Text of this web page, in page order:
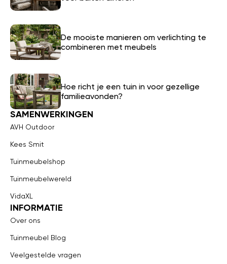
De mooiste manieren om verlichting te
combineren met meubels
Hoe richt je een tuin in voor gezellige
familieavonden?
SAMENWERKINGEN
AVH Outdoor
Kees Smit
Tuinmeubelshop
Tuinmeubelwereld
VidaXL
INFORMATIE
Over ons
Tuinmeubel Blog
Veelgestelde vragen